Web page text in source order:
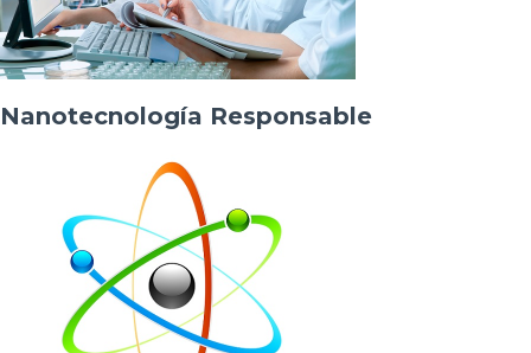
Nanotecnología Responsable